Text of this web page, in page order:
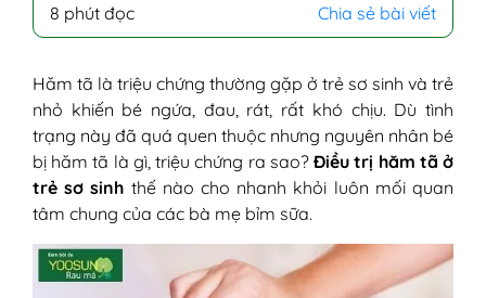
bé bị hăm tã nặng và nhẹ
III - Dấu hiệu trẻ bị hăm tã
IV - Bé hăm tã bao lâu thì khỏi?
V - Bé bị hăm tã phải làm sao? Cách trị
hăm tã cho trẻ sơ sinh
1. Cách trị hăm tã bằng lá trầu không
2. Mẹo trị hăm tã bằng trà xanh
4. Trị hăm tã bằng sữa mẹ
5. Cách trị hăm tã cho bé gái và bé
8 phút đọc Chia sẻ bài viết
Hăm tã là triệu chứng thường gặp ở trẻ sơ sinh và trẻ
nhỏ khiến bé ngứa, đau, rát, rất khó chịu. Dù tình
trạng này đã quá quen thuộc nhưng nguyên nhân bé
bị hăm tã là gì, triệu chứng ra sao?Điều trị hăm tã ở
trẻ sơ sinh thế nào cho nhanh khỏi luôn mối quan
tâm chung của các bà mẹ bỉm sữa.